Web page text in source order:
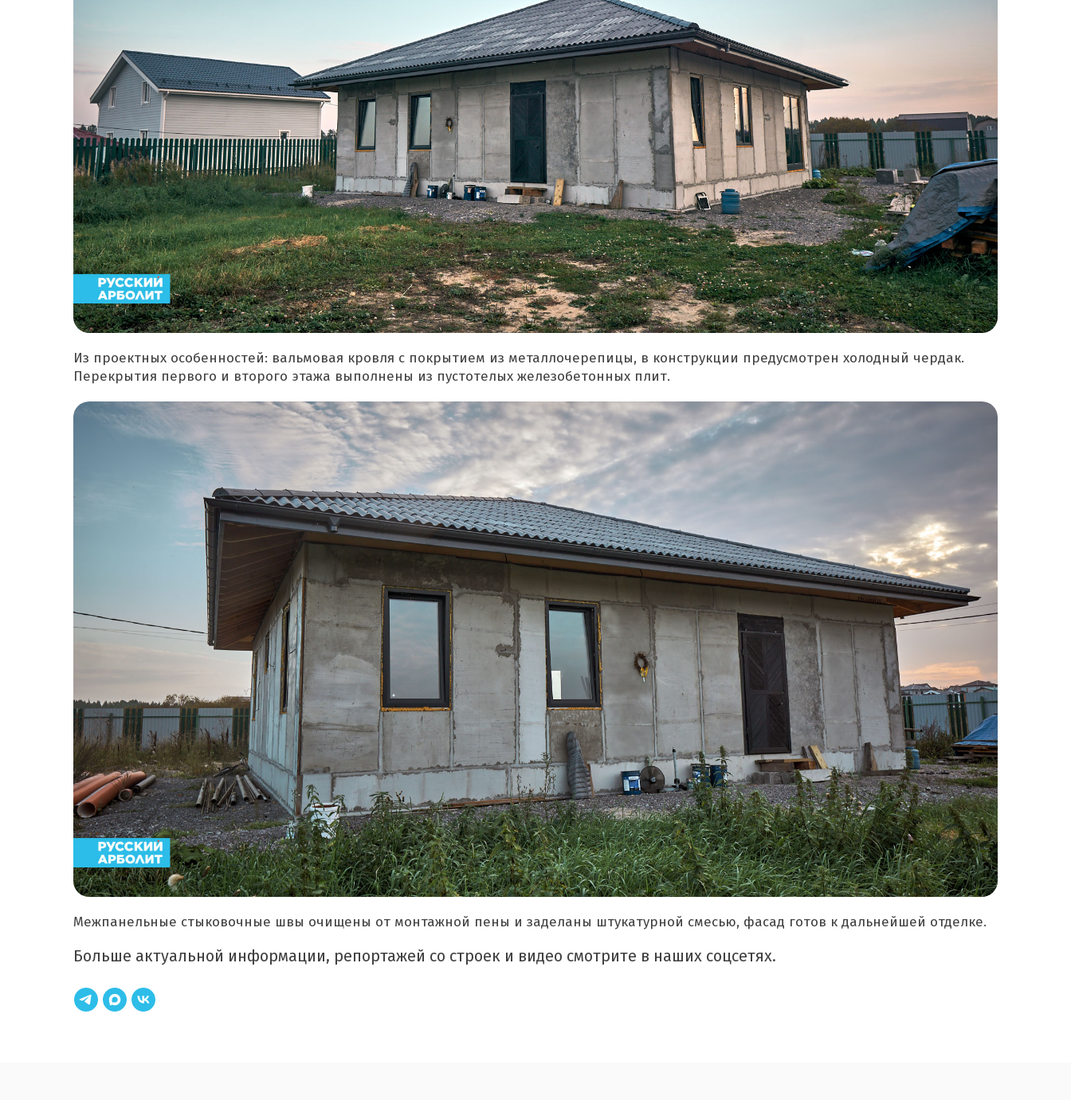
Из проектных особенностей: вальмовая кровля с покрытием из металлочерепицы, в конструкции предусмотрен холодный чердак.
Перекрытия первого и второго этажа выполнены из пустотелых железобетонных плит.
Межпанельные стыковочные швы очищены от монтажной пены и заделаны штукатурной смесью, фасад готов к дальнейшей отделке.
Больше актуальной информации, репортажей со строек и видео смотрите в наших соцсетях.